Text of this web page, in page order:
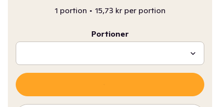
1 portion • 15,73 kr per portion
Portioner